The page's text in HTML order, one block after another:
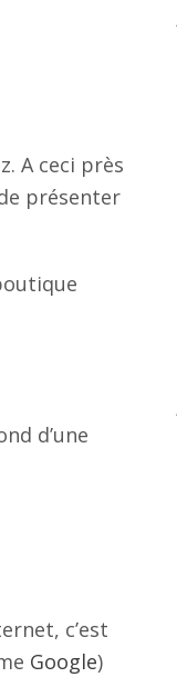
A ceci près
présenter
d’une
c’est
Google)